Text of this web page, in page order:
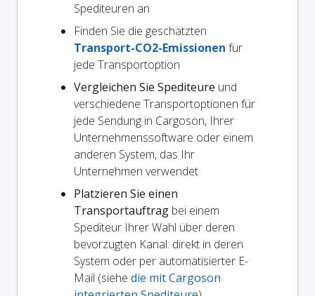
Spediteuren an
Finden Sie die geschätzten
Transport-CO2-Emissionen für
jede Transportoption
Vergleichen Sie Spediteure und
verschiedene Transportoptionen für
jede Sendung in Cargoson, Ihrer
Unternehmenssoftware oder einem
anderen System, das Ihr
Unternehmen verwendet
Platzieren Sie einen
Transportauftrag bei einem
Spediteur Ihrer Wahl über deren
bevorzugten Kanal: direkt in deren
System oder per automatisierter E-
Mail (siehe die mit Cargoson